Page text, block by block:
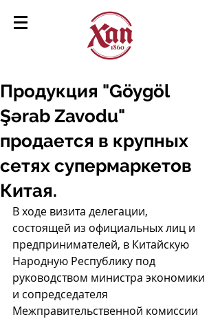
Продукция "Göygöl
Şərab Zavodu"
продается в крупных
сетях супермаркетов
Китая.
В ходе визита делегации,
состоящей из официальных лиц и
предпринимателей, в Китайскую
Народную Республику под
руководством министра экономики
и сопредседателя
Межправительственной комиссии